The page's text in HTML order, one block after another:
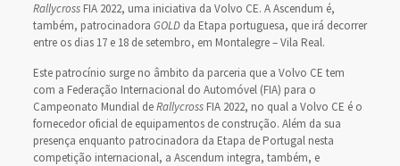
Rallycross FIA 2022, uma iniciativa da Volvo CE. A Ascendum é,
também, patrocinadora GOLDda Etapa portuguesa, que irá decorrer
entre os dias 17 e 18 de setembro, em Montalegre – Vila Real.
Este patrocínio surge no âmbito da parceria que a Volvo CE tem
com a Federação Internacional do Automóvel (FIA) para o
Campeonato Mundial deRallycrossFIA 2022, no qual a Volvo CE é o
fornecedor oficial de equipamentos de construção. Além da sua
presença enquanto patrocinadora da Etapa de Portugal nesta
competição internacional, a Ascendum integra, também, e